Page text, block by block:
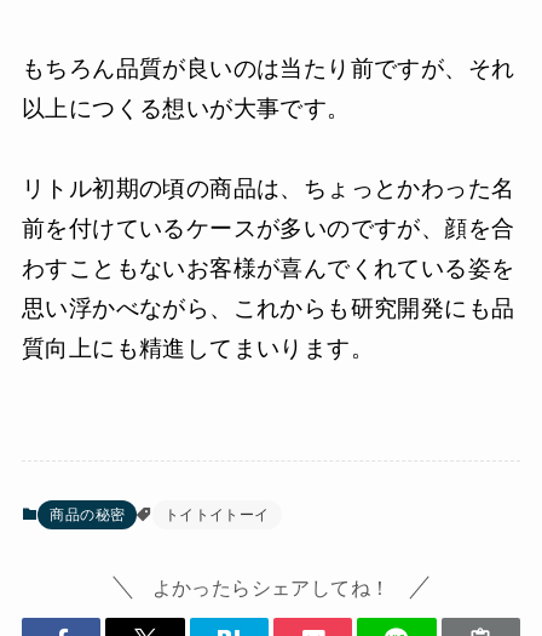
もちろん品質が良いのは当たり前ですが、それ
以上につくる想いが大事です。
リトル初期の頃の商品は、ちょっとかわった名
前を付けているケースが多いのですが、顔を合
わすこともないお客様が喜んでくれている姿を
思い浮かべながら、これからも研究開発にも品
質向上にも精進してまいります。
商品の秘密 トイトイトーイ
よかったらシェアしてね！